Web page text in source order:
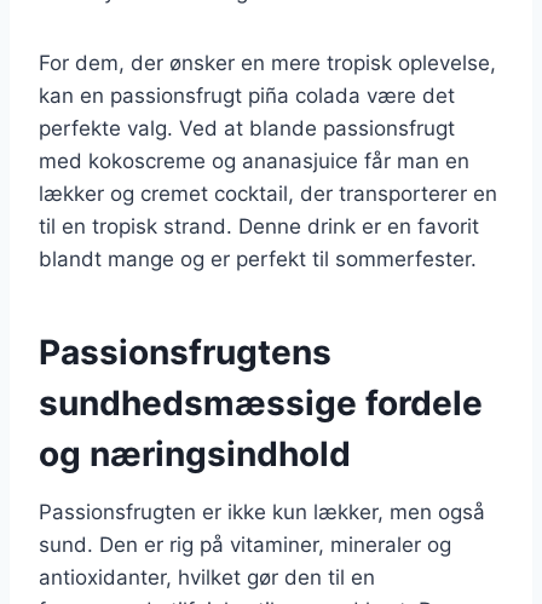
For dem, der ønsker en mere tropisk oplevelse,
kan en passionsfrugt piña colada være det
perfekte valg. Ved at blande passionsfrugt
med kokoscreme og ananasjuice får man en
lækker og cremet cocktail, der transporterer en
til en tropisk strand. Denne drink er en favorit
blandt mange og er perfekt til sommerfester.
Passionsfrugtens
sundhedsmæssige fordele
og næringsindhold
Passionsfrugten er ikke kun lækker, men også
sund. Den er rig på vitaminer, mineraler og
antioxidanter, hvilket gør den til en